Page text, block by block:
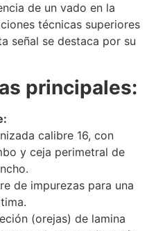
de un vado en la
técnicas superiores
señal se destaca por su
principales:
calibre 16, con
y ceja perimetral de
de impurezas para una
(orejas) de lamina